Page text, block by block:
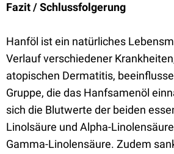
Fazit / Schlussfolgerung
Hanföl ist ein natürliches
Verlauf verschiedener
atopischen Dermatitis,
Gruppe, die das Hanfsamenöl
sich die Blutwerte der beiden
Linolsäure und Alpha-
Gamma-Linolensäure. Zudem